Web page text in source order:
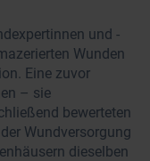
und -
Wunden
Eine zuvor
– sie
bewerteten
Wundversorgung
dieselben